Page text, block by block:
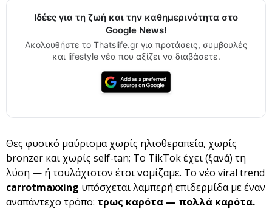
Ιδέες για τη ζωή και την καθημερινότητα στο
Google News!
Ακολουθήστε το Thatslife.gr για προτάσεις, συμβουλές
και lifestyle νέα που αξίζει να διαβάσετε.
Θες φυσικό μαύρισμα χωρίς ηλιοθεραπεία, χωρίς
bronzer και χωρίς self-tan; Το TikTok έχει (ξανά) τη
λύση — ή τουλάχιστον έτσι νομίζαμε. Το νέο viral trend
carrotmaxxing υπόσχεται λαμπερή επιδερμίδα με έναν
αναπάντεχο τρόπο: τρως καρότα — πολλά καρότα.